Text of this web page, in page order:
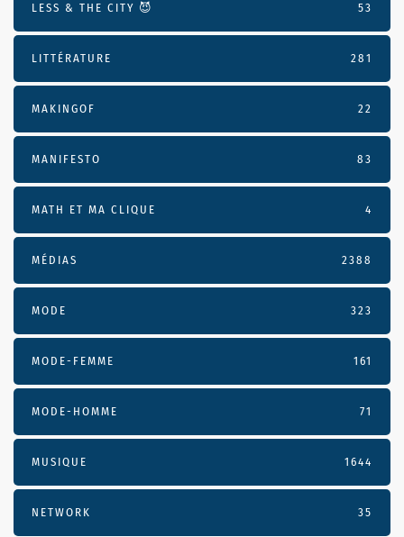
LESS & THE CITY 😈 53
LITTÉRATURE 281
MAKINGOF 22
MANIFESTO 83
MATH ET MA CLIQUE 4
MÉDIAS 2388
MODE 323
MODE-FEMME 161
MODE-HOMME 71
MUSIQUE 1644
NETWORK 35